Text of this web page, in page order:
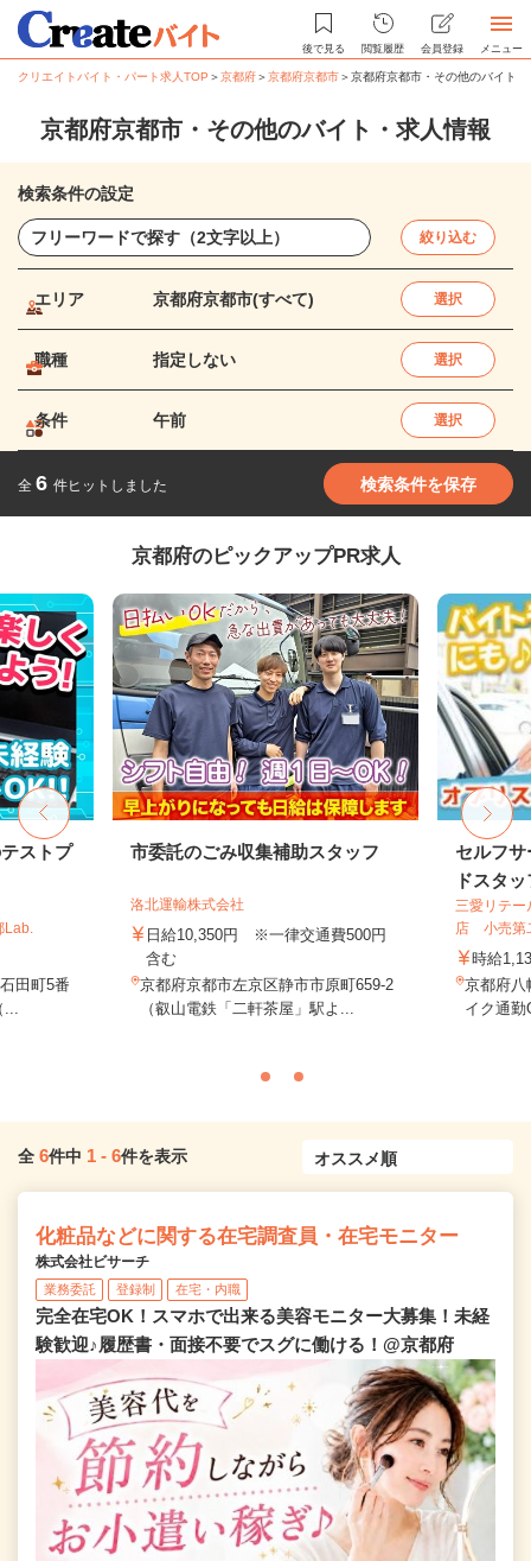
後で見る 閲覧履歴 会員登録 メニュー
クリエイトバイト・パート求人TOP ＞京都府＞京都府京都市＞京都府京都市・その他のバイト
京都府京都市・その他のバイト・求人情報
検索条件の設定
絞り込む
エリア 京都府京都市(すべて) 選択
職種 指定しない 選択
条件 午前 選択
全 6 件ヒットしました 検索条件を保存
京都府のピックアップPR求人
ストプ
田町5番
市委託のごみ収集補助スタッフ
洛北運輸株式会社
日給10,350円 ※一律交通費500円
含む
京都府京都市左京区静市市原町659-2
（叡山電鉄「二軒茶屋」駅よ...
セルフ
ドスタッ
三愛リテ
店 小売第
時給
京都府八
イク通
全 6件中 1 - 6件を表示
化粧品などに関する在宅調査員・在宅モニター
株式会社ビサーチ
業務委託 登録制 在宅・内職
完全在宅OK！スマホで出来る美容モニター大募集！未経
験歓迎♪履歴書・面接不要でスグに働ける！@京都府